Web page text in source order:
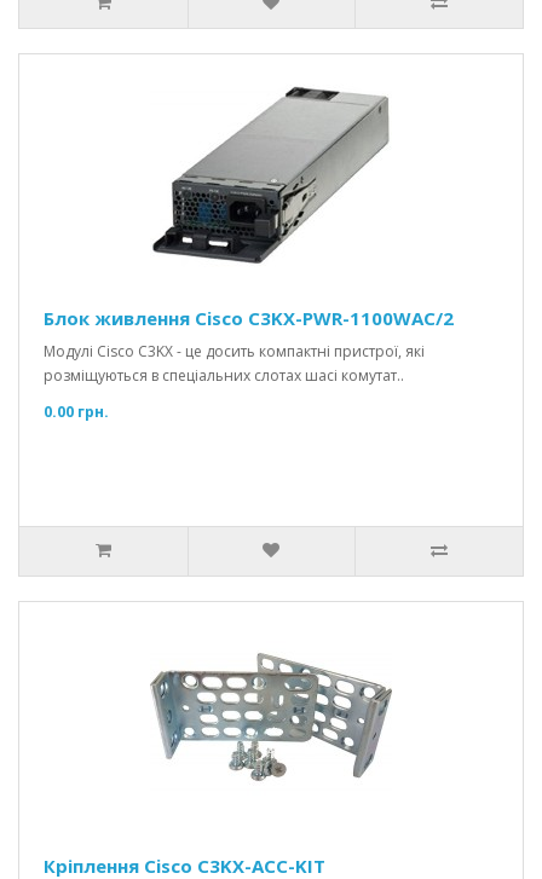
Блок живлення Cisco C3KX-PWR-1100WAC/2
Модулі Cisco C3KX - це досить компактні пристрої, які
розміщуються в спеціальних слотах шасі комутат..
0.00 грн.
Кріплення Cisco C3KX-ACC-KIT